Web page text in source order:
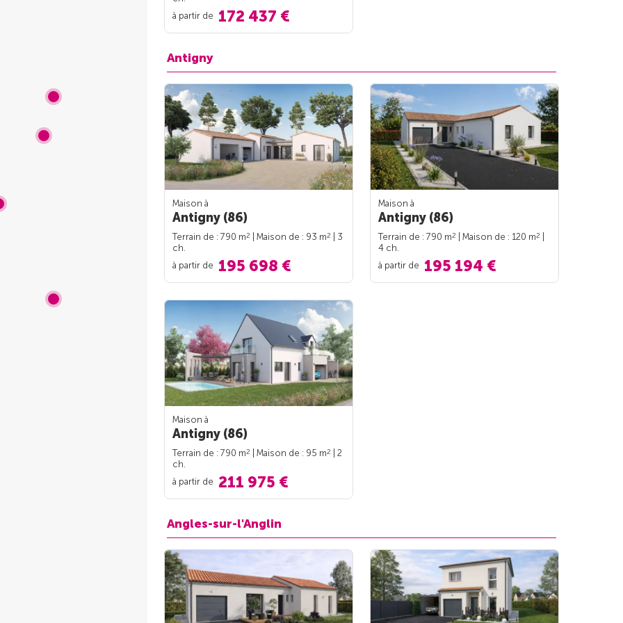
à partir de 172 437 €
Antigny
Maison à
Antigny (86)
Terrain de : 790 m2 | Maison de : 93 m2
| 3
ch.
à partir de 195 698 €
Maison à
Antigny (86)
Terrain de : 790 m2 | Maison de : 120 m2
4 ch.
à partir de 195 194 €
Maison à
Antigny (86)
Terrain de : 790 m2 | Maison de : 95 m2
| 2
ch.
à partir de 211 975 €
Angles-sur-l'Anglin